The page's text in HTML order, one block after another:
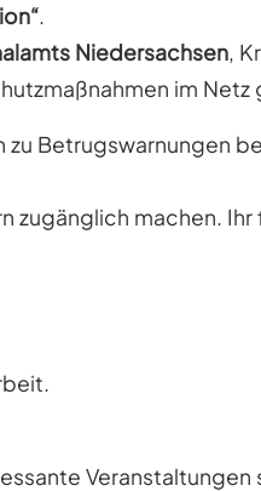
.
Niedersachsen,
im Netz
zu Betrugswarnungen
zugänglich machen.